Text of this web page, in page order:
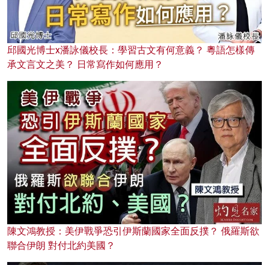
邱國光博士x潘詠儀校長：學習古文有何意義？ 粵語怎樣傳
承文言文之美？ 日常寫作如何應用？
陳文鴻教授：美伊戰爭恐引伊斯蘭國家全面反撲？ 俄羅斯欲
聯合伊朗 對付北約美國？